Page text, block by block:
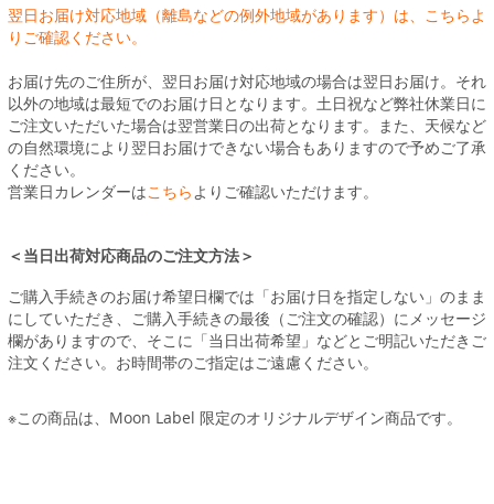
翌日お届け対応地域（離島などの例外地域があります）は、こちらよ
りご確認ください。
お届け先のご住所が、翌日お届け対応地域の場合は翌日お届け。それ
以外の地域は最短でのお届け日となります。土日祝など弊社休業日に
ご注文いただいた場合は翌営業日の出荷となります。また、天候など
の自然環境により翌日お届けできない場合もありますので予めご了承
ください。
営業日カレンダーはこちら よりご確認いただけます。
＜当日出荷対応商品のご注文方法＞
ご購入手続きのお届け希望日欄では「お届け日を指定しない」のまま
にしていただき、ご購入手続きの最後（ご注文の確認）にメッセージ
欄がありますので、そこに「当日出荷希望」などとご明記いただきご
注文ください。お時間帯のご指定はご遠慮ください。
※この商品は、Moon Label 限定のオリジナルデザイン商品です。